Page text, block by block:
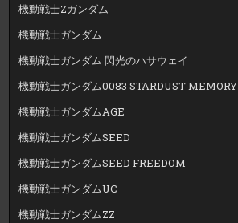
機動戦士Zガンダム
機動戦士ガンダム
機動戦士ガンダム 閃光のハサウェイ
機動戦士ガンダム0083 STARDUST MEMORY
機動戦士ガンダムAGE
機動戦士ガンダムSEED
機動戦士ガンダムSEED FREEDOM
機動戦士ガンダムUC
機動戦士ガンダムZZ